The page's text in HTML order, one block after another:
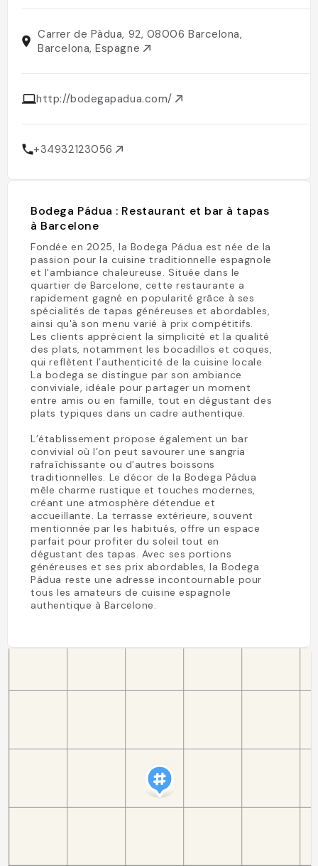
Carrer de Pàdua, 92, 08006 Barcelona,
Barcelona, Espagne
http://bodegapadua.com/
+34932123056
Bodega Pádua : Restaurant et bar à tapas
à Barcelone
Fondée en 2025, la Bodega Pádua est née de la
passion pour la cuisine traditionnelle espagnole
et l'ambiance chaleureuse. Située dans le
quartier de Barcelone, cette restaurante a
rapidement gagné en popularité grâce à ses
spécialités de tapas généreuses et abordables,
ainsi qu'à son menu varié à prix compétitifs.
Les clients apprécient la simplicité et la qualité
des plats, notamment les bocadillos et coques,
qui reflètent l’authenticité de la cuisine locale.
La bodega se distingue par son ambiance
conviviale, idéale pour partager un moment
entre amis ou en famille, tout en dégustant des
plats typiques dans un cadre authentique.
L’établissement propose également un bar
convivial où l’on peut savourer une sangria
rafraîchissante ou d’autres boissons
traditionnelles. Le décor de la Bodega Pádua
mêle charme rustique et touches modernes,
créant une atmosphère détendue et
accueillante. La terrasse extérieure, souvent
mentionnée par les habitués, offre un espace
parfait pour profiter du soleil tout en
dégustant des tapas. Avec ses portions
généreuses et ses prix abordables, la Bodega
Pádua reste une adresse incontournable pour
tous les amateurs de cuisine espagnole
authentique à Barcelone.